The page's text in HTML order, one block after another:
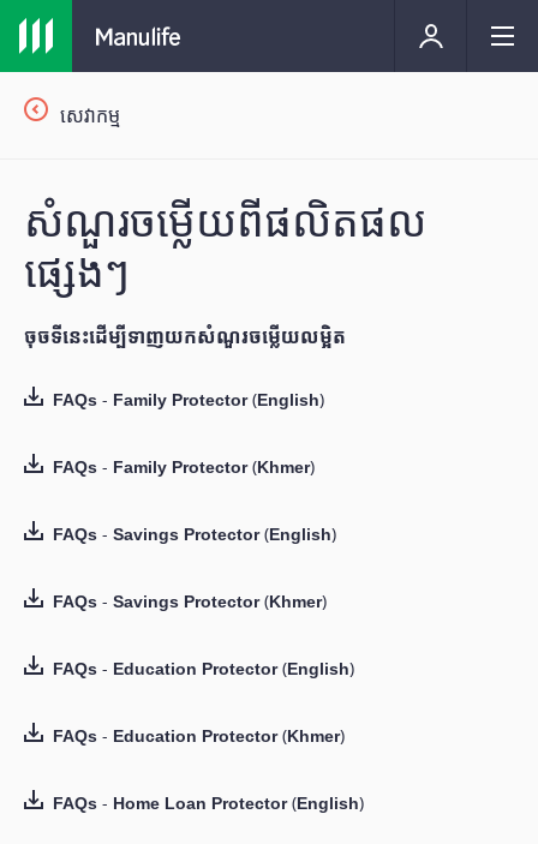
សេវាកម្ម
សំណួរចម្លើយពីផលិតផល
ផ្សេងៗ
ចុចទីនេះដើម្បីទាញយកសំណួរចម្លើយលម្អិត
FAQs - Family Protector (English)
FAQs - Family Protector (Khmer)
FAQs - Savings Protector (English)
FAQs - Savings Protector (Khmer)
FAQs - Education Protector (English)
FAQs - Education Protector (Khmer)
FAQs - Home Loan Protector (English)